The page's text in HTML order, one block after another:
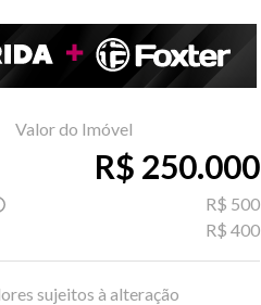
Valor do Imóvel
R$ 250.000
R$ 500
R$ 400
sujeitos à alteração